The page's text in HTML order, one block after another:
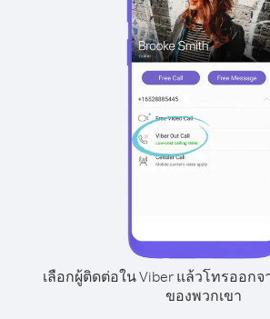
เลือกผู้ติดต่อใน Viber แล้วโทรออก
ของพวกเขา